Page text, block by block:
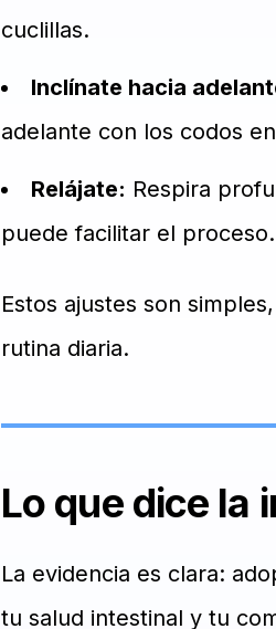
cuclillas.
Inclínate hacia
adelante con los codos
Relájate: Respira
puede facilitar el proceso.
Estos ajustes son
rutina diaria.
Lo que dice la
La evidencia es clara:
tu salud intestinal y tu